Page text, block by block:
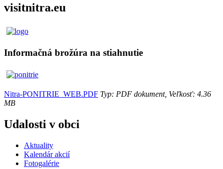
visitnitra.eu
Informačná brožúra na stiahnutie
Nitra-PONITRIE_WEB.PDF Typ: PDF dokument, Veľkosť: 4.36
MB
Udalosti v obci
Aktuality
Kalendár akcií
Fotogalérie